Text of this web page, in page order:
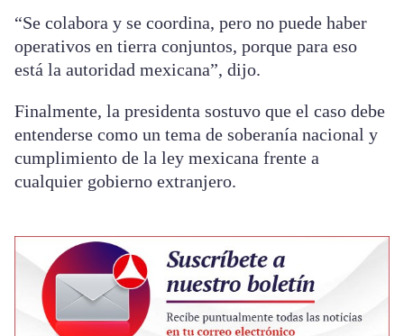
“Se colabora y se coordina, pero no puede haber
operativos en tierra conjuntos, porque para eso
está la autoridad mexicana”, dijo.
Finalmente, la presidenta sostuvo que el caso debe
entenderse como un tema de soberanía nacional y
cumplimiento de la ley mexicana frente a
cualquier gobierno extranjero.